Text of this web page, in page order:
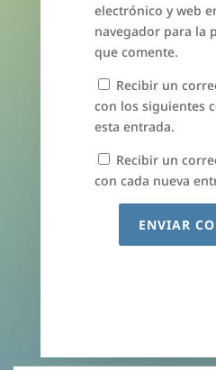
electrónico y web
navegador para la
que comente.
Recibir un
con los siguientes
esta entrada.
Recibir un
con cada nueva
ENVIAR